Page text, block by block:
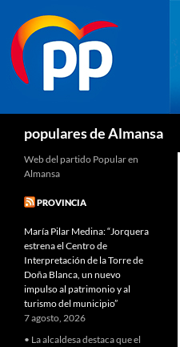
populares de Almansa
Web del partido Popular en
Almansa
PROVINCIA
María Pilar Medina: “Jorquera
estrena el Centro de
Interpretación de la Torre de
Doña Blanca, un nuevo
impulso al patrimonio y al
turismo del municipio”
7 agosto, 2026
• La alcaldesa destaca que el